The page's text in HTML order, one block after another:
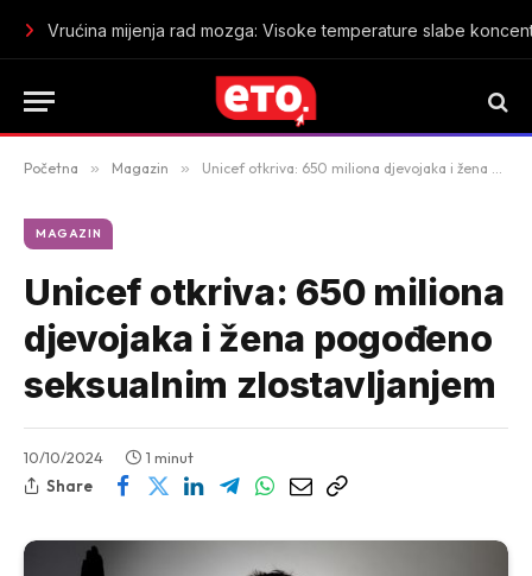
Vrućina mijenja rad mozga: Visoke temperature slabe
Početna » Magazin » Unicef otkriva: 650 miliona djevojaka i žena pogođeno seksualnim zlostavljanjem
MAGAZIN
Unicef otkriva: 650 miliona
djevojaka i žena pogođeno
seksualnim zlostavljanjem
10/10/2024
1 minut
Share